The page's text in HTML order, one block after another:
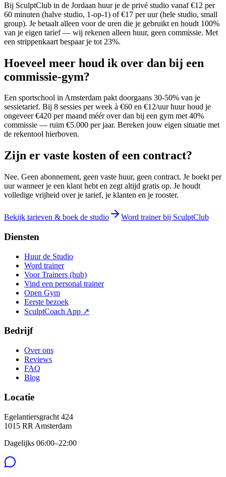
Bij SculptClub in de Jordaan huur je de privé studio vanaf €12 per
60 minuten (halve studio, 1-op-1) of €17 per uur (hele studio, small
group). Je betaalt alleen voor de uren die je gebruikt en houdt 100%
van je eigen tarief — wij rekenen alleen huur, geen commissie. Met
een strippenkaart bespaar je tot 23%.
Hoeveel meer houd ik over dan bij een
commissie-gym?
Een sportschool in Amsterdam pakt doorgaans 30-50% van je
sessietarief. Bij 8 sessies per week à €60 en €12/uur huur houd je
ongeveer €420 per maand méér over dan bij een gym met 40%
commissie — ruim €5.000 per jaar. Bereken jouw eigen situatie met
de rekentool hierboven.
Zijn er vaste kosten of een contract?
Nee. Geen abonnement, geen vaste huur, geen contract. Je boekt per
uur wanneer je een klant hebt en zegt altijd gratis op. Je houdt
volledige vrijheid over je tarief, je klanten en je rooster.
Bekijk tarieven & boek de studio Word trainer bij SculptClub
Diensten
Huur de Studio
Word trainer
Voor Trainers (hub)
Vind een personal trainer
Open Gym
Eerste bezoek
SculptCoach App ↗
Bedrijf
Over ons
Reviews
FAQ
Blog
Locatie
Egelantiersgracht 424
1015 RR Amsterdam
Dagelijks 06:00–22:00